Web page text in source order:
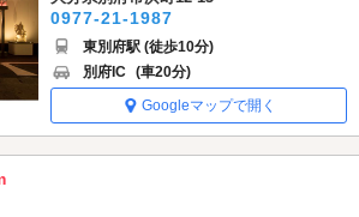
0977-21-1987
東別府駅 (徒歩10分)
別府IC (車20分)
Googleマップで開く